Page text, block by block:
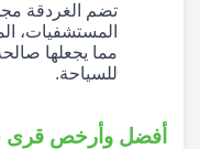
تضم الغردقة
المستشفيات،
مما يجعلها
للسياحة.
أفضل وأرخص قرى